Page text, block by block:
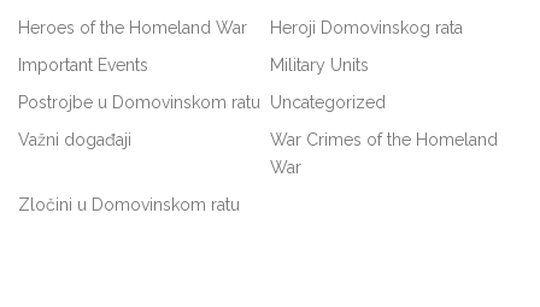
Heroes of the Homeland War
Heroji Domovinskog rata
Important Events
Military Units
Postrojbe u Domovinskom ratu
Uncategorized
Važni događaji
War Crimes of the Homeland
War
Zločini u Domovinskom ratu